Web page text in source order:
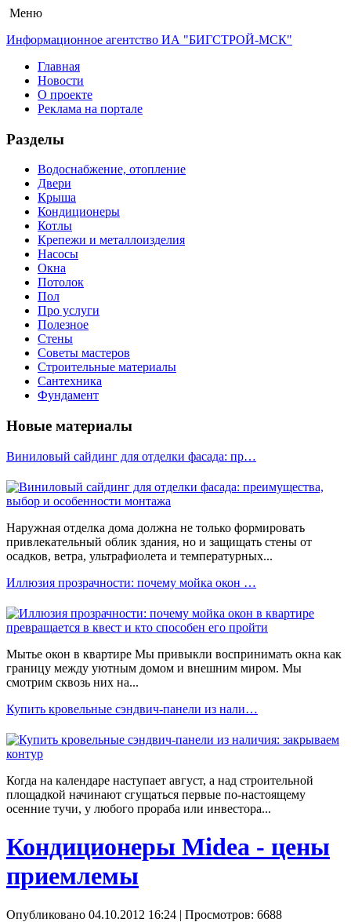
Меню
Информационное агентство ИА "БИГСТРОЙ-МСК"
Главная
Новости
О проекте
Реклама на портале
Разделы
Водоснабжение, отопление
Двери
Крыша
Кондиционеры
Котлы
Крепежи и металлоизделия
Насосы
Окна
Потолок
Пол
Про услуги
Полезное
Стены
Советы мастеров
Строительные материалы
Сантехника
Фундамент
Новые материалы
Виниловый сайдинг для отделки фасада: пр…
Наружная отделка дома должна не только формировать
привлекательный облик здания, но и защищать стены от
осадков, ветра, ультрафиолета и температурных...
Иллюзия прозрачности: почему мойка окон …
Мытье окон в квартире Мы привыкли воспринимать окна как
границу между уютным домом и внешним миром. Мы
смотрим сквозь них на...
Купить кровельные сэндвич-панели из нали…
Когда на календаре наступает август, а над строительной
площадкой начинают сгущаться первые по-настоящему
осенние тучи, у любого прораба или инвестора...
Кондиционеры Midea - цены
приемлемы
Опубликовано 04.10.2012 16:24 | Просмотров: 6688